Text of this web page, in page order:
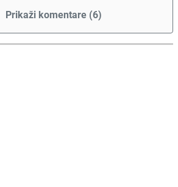
Prikaži komentare (6)